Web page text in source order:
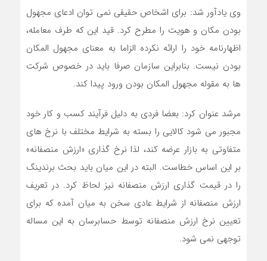
وی یادآور شد: برای اشخاص حقیقی نمی توان ادعای مجهول
بودن مکان و هویت را مطرح کرد. قید این که طرف معامله،
اظهارنامه خود را ارائه نکرده الزاما به معنای مجهول المکان
بودن نیست. بنابراین سازمان صرفا باید در خصوص شرکت
ها به مقوله مجهول المکان بودن ورود پیدا کند.
مرشد عنوان کرد: بعضا فردی به دلیل فرآیند کسب و کار خود
مجبور می شود کالایی را بسته به شرایط مختلف با نرخ های
متفاوتی به بازار عرضه کند، لذا نرخ گذاری «ارزش منصفانه»
بر این اساس خطاست. البته در این میان باید بحث برندینگ
را در قیمت گذاری ارزش منصفانه نیز لحاظ کرد. در تعریف
ارزش منصفانه از شرایط عادی سخن به میان آمده که برای
تعیین نرخ ارزش منصفانه توسط حسابرسان به این مساله
توجهی نمی شود.